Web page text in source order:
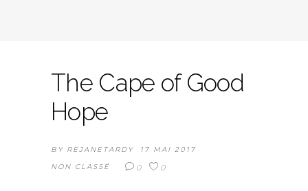
The Cape of Good
Hope
BY REJANETARDY
17 MAI 2017
NON CLASSÉ
0 0